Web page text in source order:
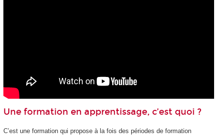
Une formation en apprentissage, c’est quoi ?
C’est une formation qui propose à la fois des périodes de formation